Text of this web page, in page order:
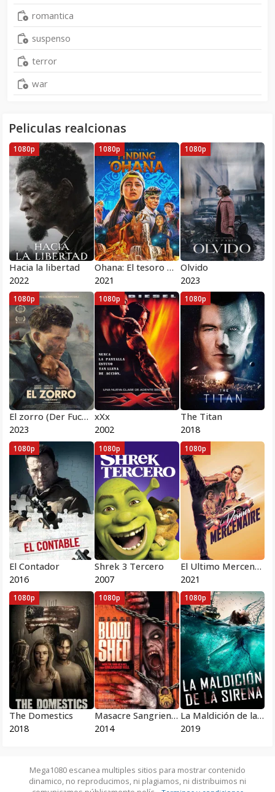
romantica
suspenso
terror
war
Peliculas realcionas
Hacia la libertad
2022
1080p
Ohana: El tesoro de Hawái
2021
1080p
Olvido
2023
1080p
El zorro (Der Fuchs)
2023
1080p
xXx
2002
1080p
The Titan
2018
1080p
El Contador
2016
1080p
Shrek 3 Tercero
2007
1080p
El Ultimo Mercenario
2021
1080p
The Domestics
2018
1080p
Masacre Sangrienta
2014
1080p
La Maldición de la Sirena
2019
1080p
Mega1080 escanea multiples sitios para mostrar contenido
dinamico, no reproducimos, ni plagiamos, ni distribuimos ni